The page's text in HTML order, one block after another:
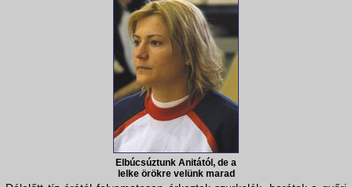
Elbúcsúztunk Anitától, de a
lelke örökre velünk marad